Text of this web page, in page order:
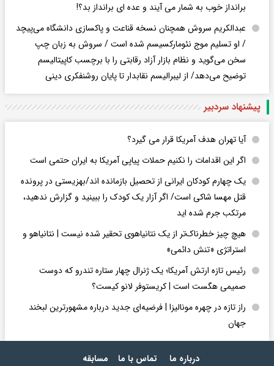
برانداز خوب به شمار می آیند و عده ای برانداز بد؟!
عبدالکریم سروش همچنان نسخه قناعت و پاکسازی دانشگاه می‌پیچد
/ او تسلیم موج نئومارکسیسم شده است / سروش به زبان چپ
سخن می‌گوید و نظام بازار آزاد رقابتی را با برچسب کاپیتالیسم
توضیح می‌دهد/ از لیبرالیسم نقابدار تا پایان روشنفکری دینی
پیشنهاد سردبیر
آیا تهران هدف آمریکا قرار می گیرد؟
اگر این اقدامات را نکنیم حملات پیاپی آمریکا به ایران حتمی است
یک چهارم کودکان ایرانی از تحصیل بازمانده اند/بهزیستی در پرونده
قتل مهسا شاکی است/ اگر آزار یک کودک را ببینید و گزارش ندهید،
مرتکب جرم شده اید
هیچ چیز خطرناک‌تر از یک نتانیاهوی تحقیر شده نیست | نتانیاهو و
استراتژی «تنش دائمی»
رئیس تازه ارتش آمریکا؛ یک ژنرال چهار ستاره تندرو که دوست
صمیمی هگست است | کریستوفر لانو کیست؟
راز تازه در چهره مونالیزا | فرضیه‌ای جدید درباره مشهورترین لبخند
جهان
درباره ما تماس با ما مسابقه